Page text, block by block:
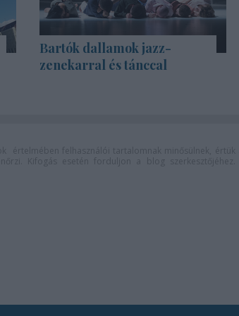
Bartók dallamok jazz-
zenekarral és tánccal